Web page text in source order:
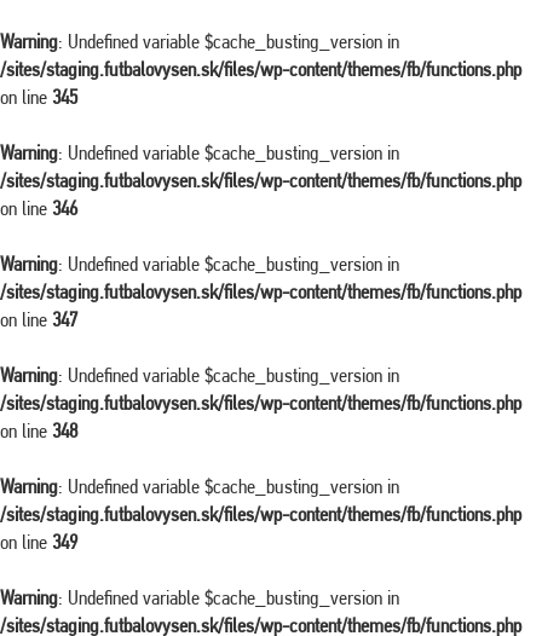
Warning: Undefined variable $cache_busting_version in
/sites/staging.futbalovysen.sk/files/wp-content/themes/fb/functions.php
on line 345
Warning: Undefined variable $cache_busting_version in
/sites/staging.futbalovysen.sk/files/wp-content/themes/fb/functions.php
on line 346
Warning: Undefined variable $cache_busting_version in
/sites/staging.futbalovysen.sk/files/wp-content/themes/fb/functions.php
on line 347
Warning: Undefined variable $cache_busting_version in
/sites/staging.futbalovysen.sk/files/wp-content/themes/fb/functions.php
on line 348
Warning: Undefined variable $cache_busting_version in
/sites/staging.futbalovysen.sk/files/wp-content/themes/fb/functions.php
on line 349
Warning: Undefined variable $cache_busting_version in
/sites/staging.futbalovysen.sk/files/wp-content/themes/fb/functions.php